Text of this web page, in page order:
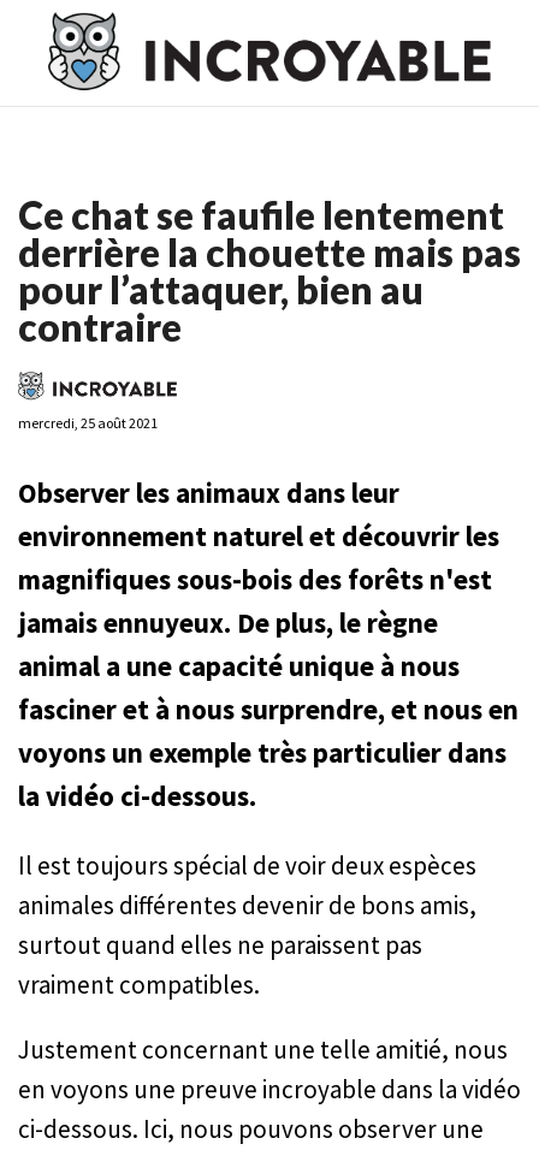
Casino En Ligne France
Casino En Ligne France
Ligne
Ce chat se faufile lentement
derrière la chouette mais pas
pour l’attaquer, bien au
contraire
mercredi, 25 août 2021
Observer les animaux dans leur
environnement naturel et découvrir les
magnifiques sous-bois des forêts n'est
jamais ennuyeux. De plus, le règne
animal a une capacité unique à nous
fasciner et à nous surprendre, et nous en
voyons un exemple très particulier dans
la vidéo ci-dessous.
Il est toujours spécial de voir deux espèces
animales différentes devenir de bons amis,
surtout quand elles ne paraissent pas
vraiment compatibles.
Justement concernant une telle amitié, nous
en voyons une preuve incroyable dans la vidéo
ci-dessous. Ici, nous pouvons observer une